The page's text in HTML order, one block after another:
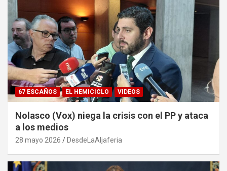
67 ESCAÑOS EL HEMICICLO VIDEOS
Nolasco (Vox) niega la crisis con el PP y ataca
a los medios
28 mayo 2026 DesdeLaAljaferia